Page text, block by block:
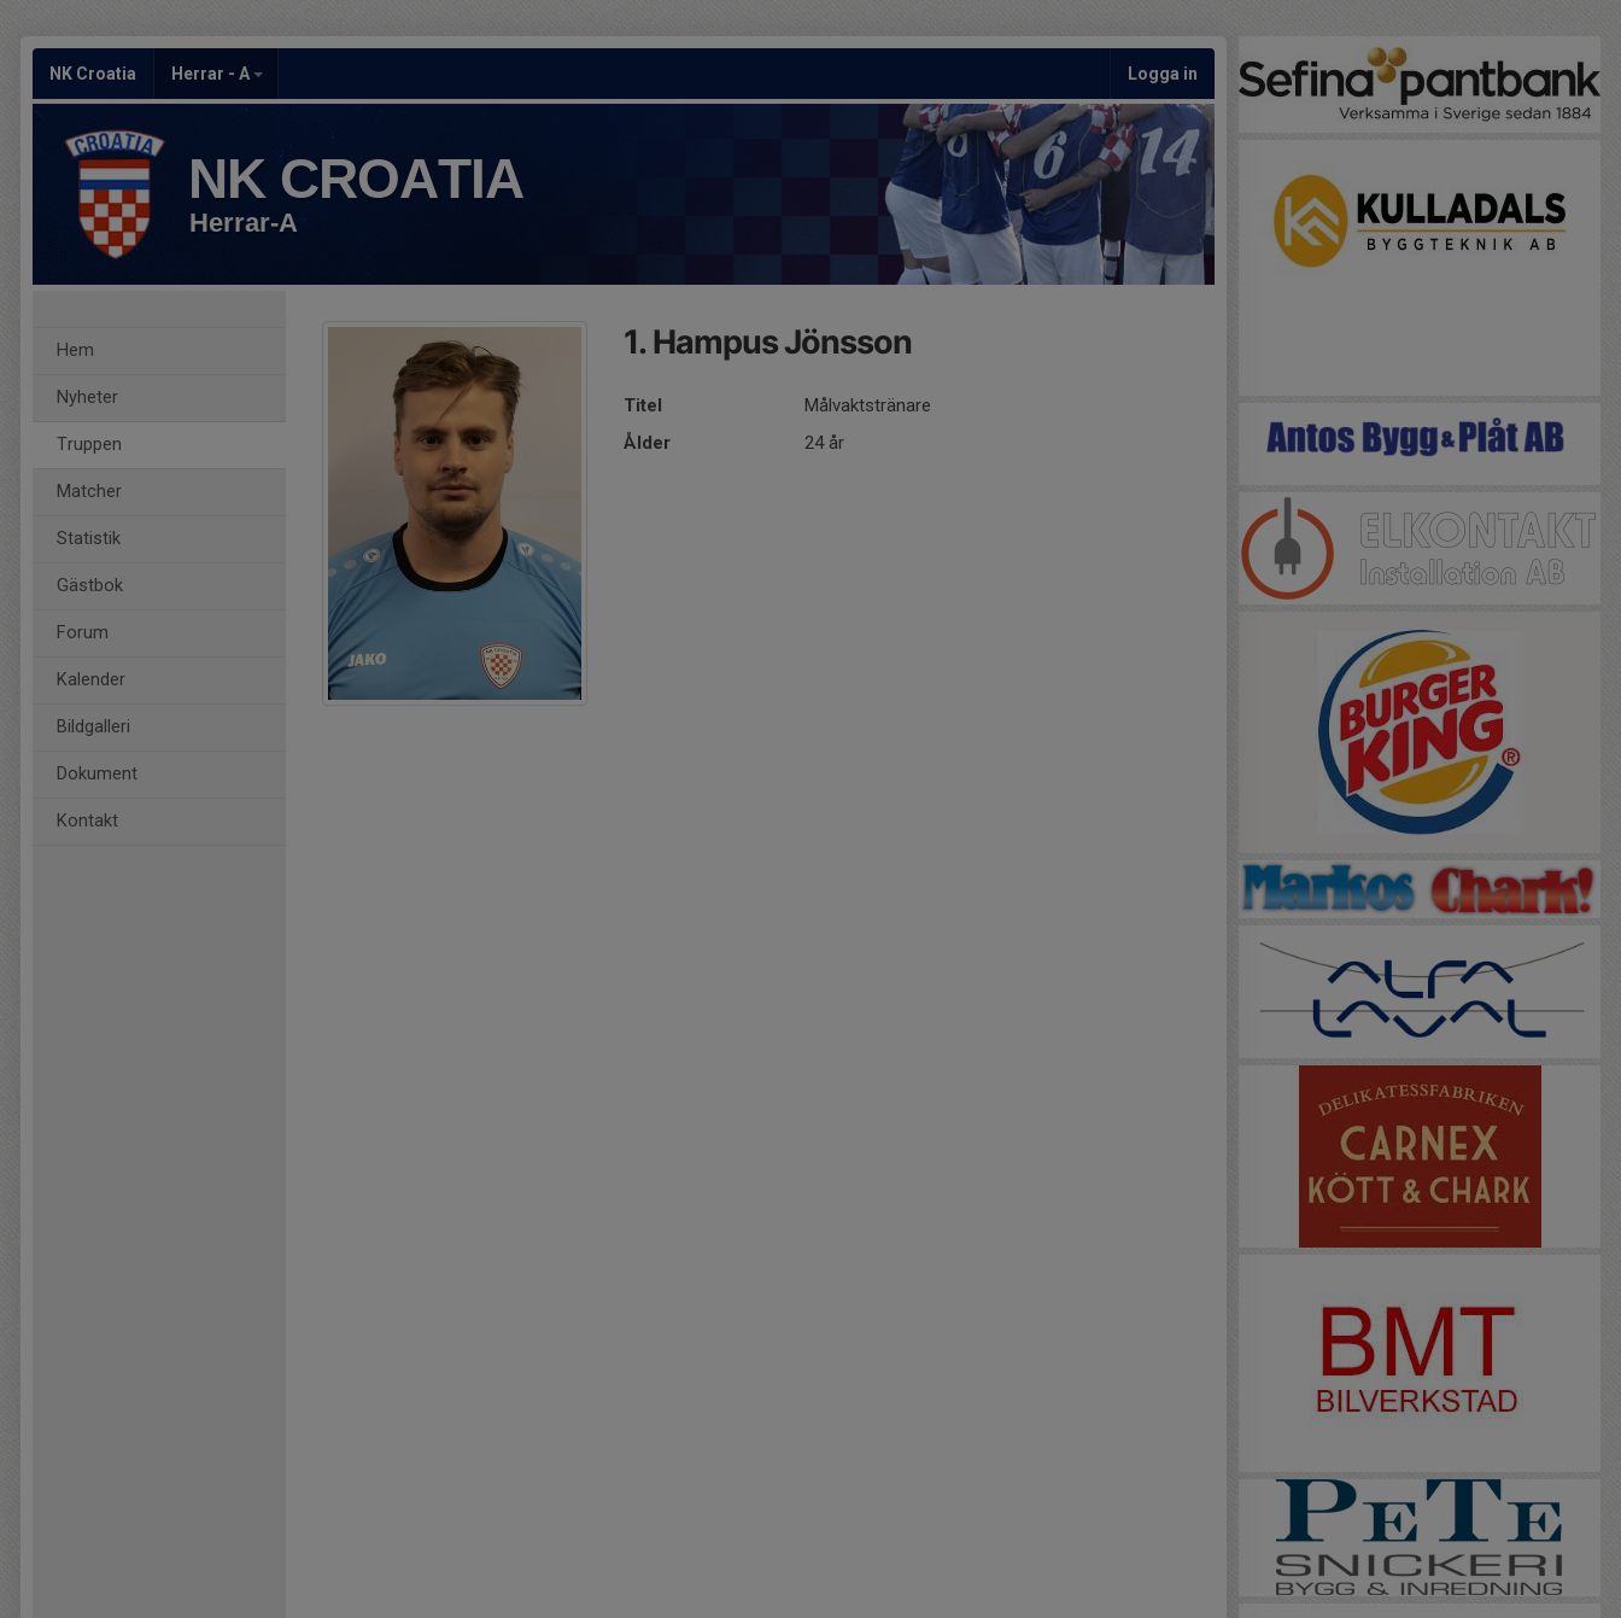
NK Croatia Herrar - A Logga in
NK CROATIA
Herrar-A
Hem
Nyheter
Truppen
Matcher
Statistik
Gästbok
Forum
Kalender
Bildgalleri
Dokument
Kontakt
1. Hampus Jönsson
Titel
Målvaktstränare
Ålder
24 år